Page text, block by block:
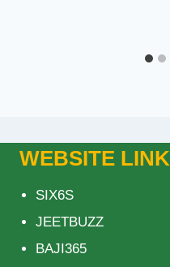
WEBSITE LINK
SIX6S
JEETBUZZ
BAJI365